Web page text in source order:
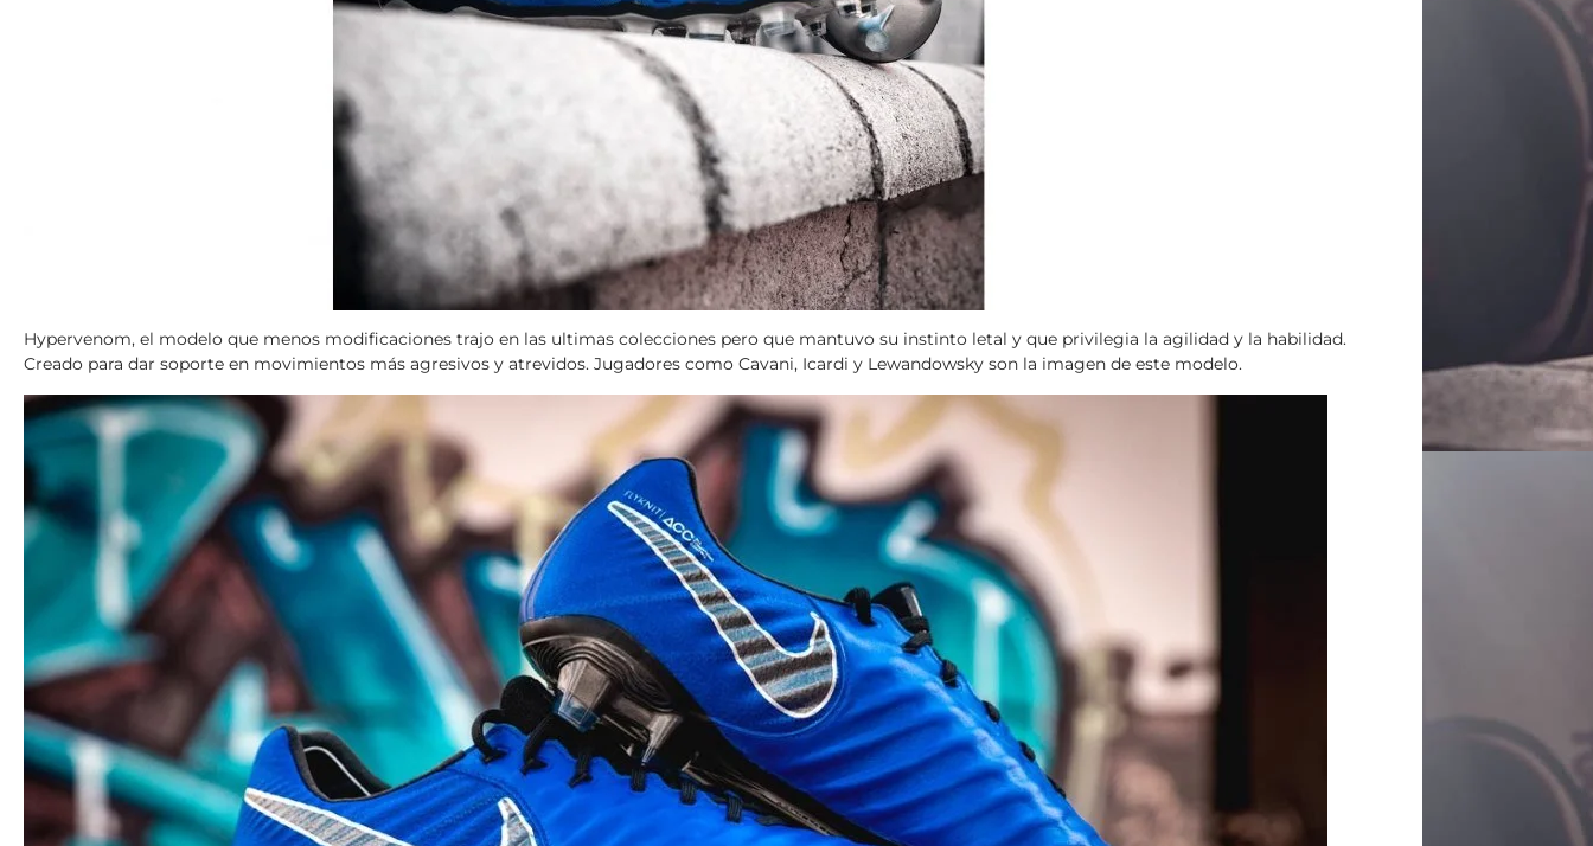
Hypervenom, el modelo que menos modificaciones trajo en las ultimas colecciones pero que mantuvo su instinto letal y que privilegia la agilidad y la habilidad.
Creado para dar soporte en movimientos más agresivos y atrevidos. Jugadores como Cavani, Icardi y Lewandowsky son la imagen de este modelo.